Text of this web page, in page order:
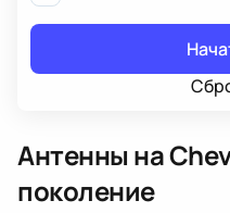
Антенны на
поколение